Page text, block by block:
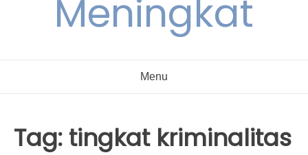
Meningkat
Menu
Tag: tingkat kriminalitas